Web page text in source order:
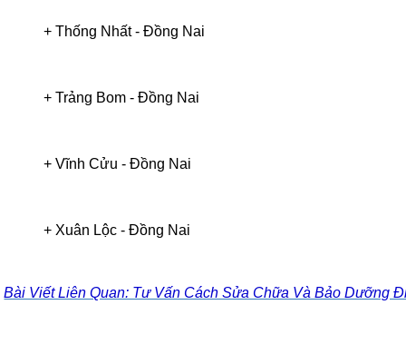
+Thống Nhất-Đồng Nai
+Trảng Bom-Đồng Nai
+Vĩnh Cửu-Đồng Nai
+ Xuân Lộc-Đồng Nai
Bài Viết Liên Quan: Tư Vấn Cách Sửa Chữa Và Bảo Dưỡng